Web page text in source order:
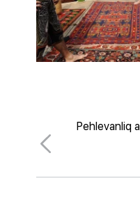
Pehlevanliq